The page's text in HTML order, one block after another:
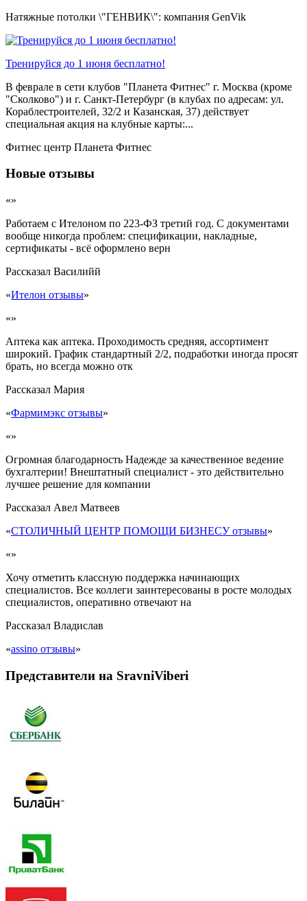
Натяжные потолки \"ГЕНВИК\": компания GenVik
Тренируйся до 1 июня бесплатно!
В феврале в сети клубов "Планета Фитнес" г. Москва (кроме
"Сколково") и г. Санкт-Петербург (в клубах по адресам: ул.
Кораблестроителей, 32/2 и Казанская, 37) действует
специальная акция на клубные карты:...
Фитнес центр Планета Фитнес
Новые отзывы
«»
Работаем с Ителоном по 223-ФЗ третий год. С документами
вообще никогда проблем: спецификации, накладные,
сертификаты - всё оформлено верн
Рассказал Василийй
«Ителон отзывы»
«»
Аптека как аптека. Проходимость средняя, ассортимент
широкий. График стандартный 2/2, подработки иногда просят
брать, но всегда можно отк
Рассказал Мария
«Фармимэкс отзывы»
«»
Огромная благодарность Надежде за качественное ведение
бухгалтерии! Внештатный специалист - это действительно
лучшее решение для компании
Рассказал Авел Матвеев
«СТОЛИЧНЫЙ ЦЕНТР ПОМОЩИ БИЗНЕСУ отзывы»
«»
Хочу отметить классную поддержка начинающих
специалистов. Все коллеги заинтересованы в росте молодых
специалистов, оперативно отвечают на
Рассказал Владислав
«assino отзывы»
Представители на SravniViberi